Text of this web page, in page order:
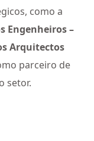
como a
Engenheiros –
Arquitectos
parceiro de
setor.